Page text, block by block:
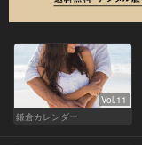
Vol.11
鎌倉カレンダー